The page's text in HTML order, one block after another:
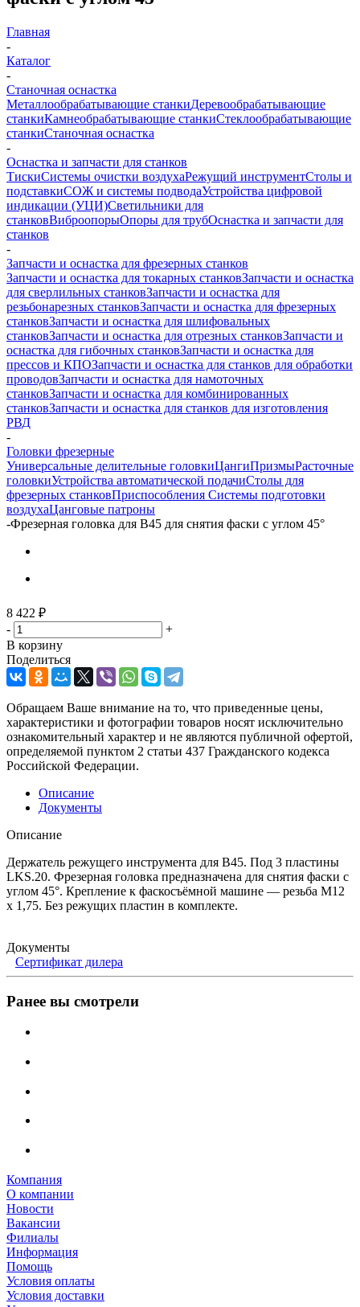
Главная
-
Каталог
-
Станочная оснастка
Металлообрабатывающие станкиДеревообрабатывающие
станкиКамнеобрабатывающие станкиСтеклообрабатывающие
станкиСтаночная оснастка
-
Оснастка и запчасти для станков
ТискиСистемы очистки воздухаРежущий инструментСтолы и
подставкиСОЖ и системы подводаУстройства цифровой
индикации (УЦИ)Светильники для
станковВиброопорыОпоры для трубОснастка и запчасти для
станков
-
Запчасти и оснастка для фрезерных станков
Запчасти и оснастка для токарных станковЗапчасти и оснастка
для сверлильных станковЗапчасти и оснастка для
резьбонарезных станковЗапчасти и оснастка для фрезерных
станковЗапчасти и оснастка для шлифовальных
станковЗапчасти и оснастка для отрезных станковЗапчасти и
оснастка для гибочных станковЗапчасти и оснастка для
прессов и КПОЗапчасти и оснастка для станков для обработки
проводовЗапчасти и оснастка для намоточных
станковЗапчасти и оснастка для комбинированных
станковЗапчасти и оснастка для станков для изготовления
РВД
-
Головки фрезерные
Универсальные делительные головкиЦангиПризмыРасточные
головкиУстройства автоматической подачиСтолы для
фрезерных станковПриспособления Системы подготовки
воздухаЦанговые патроны
-Фрезерная головка для B45 для снятия фаски с углом 45°
8 422 ₽
-
+
В корзину
Поделиться
Обращаем Ваше внимание на то, что приведенные цены,
характеристики и фотографии товаров носят исключительно
ознакомительный характер и не являются публичной офертой,
определяемой пунктом 2 статьи 437 Гражданского кодекса
Российской Федерации.
Описание
Документы
Описание
Держатель режущего инструмента для B45. Под 3 пластины
LKS.20. Фрезерная головка предназначена для снятия фаски с
углом 45°. Крепление к фаскосъёмной машине — резьба M12
x 1,75. Без режущих пластин в комплекте.
Документы
Сертификат дилера
Ранее вы смотрели
Компания
О компании
Новости
Вакансии
Филиалы
Информация
Помощь
Условия оплаты
Условия доставки